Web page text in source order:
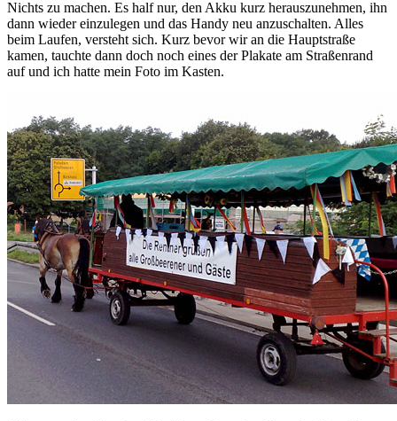
Nichts zu machen. Es half nur, den Akku kurz herauszunehmen, ihn
dann wieder einzulegen und das Handy neu anzuschalten. Alles
beim Laufen, versteht sich. Kurz bevor wir an die Hauptstraße
kamen, tauchte dann doch noch eines der Plakate am Straßenrand
auf und ich hatte mein Foto im Kasten.